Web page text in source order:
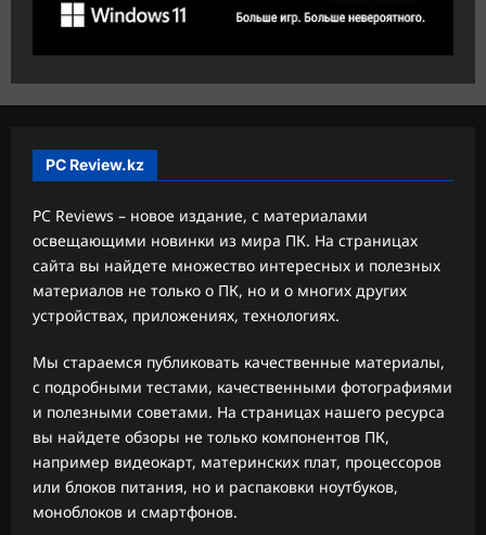
PC Review.kz
PC Reviews – новое издание, с материалами
освещающими новинки из мира ПК. На страницах
сайта вы найдете множество интересных и полезных
материалов не только о ПК, но и о многих других
устройствах, приложениях, технологиях.
Мы стараемся публиковать качественные материалы,
с подробными тестами, качественными фотографиями
и полезными советами. На страницах нашего ресурса
вы найдете обзоры не только компонентов ПК,
например видеокарт, материнских плат, процессоров
или блоков питания, но и распаковки ноутбуков,
моноблоков и смартфонов.